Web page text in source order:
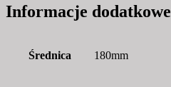
Informacje dodatkowe
Średnica 180mm